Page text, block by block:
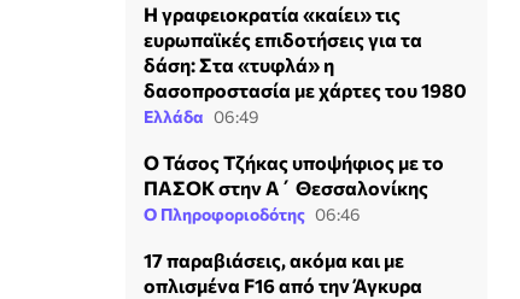
H γραφειοκρατία «καίει» τις
ευρωπαϊκές επιδοτήσεις για τα
δάση: Στα «τυφλά» η
δασοπροστασία με χάρτες του 1980
Ελλάδα 06:49
Ο Τάσος Τζήκας υποψήφιος με το
ΠΑΣΟΚ στην Α΄ Θεσσαλονίκης
Ο Πληροφοριοδότης 06:46
17 παραβιάσεις, ακόμα και με
οπλισμένα F16 από την Άγκυρα